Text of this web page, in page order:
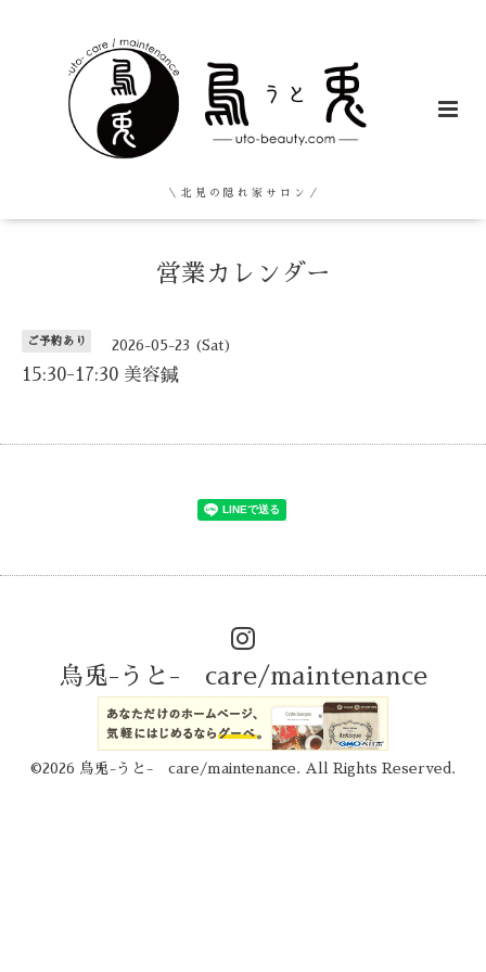
＼ 北 見 の 隠 れ 家 サ ロ ン ／
営業カレンダー
ご予約あり 2026-05-23 (Sat)
15:30-17:30 美容鍼
烏兎-うと- care/maintenance
©2026 烏兎-うと- care/maintenance . All Rights Reserved.